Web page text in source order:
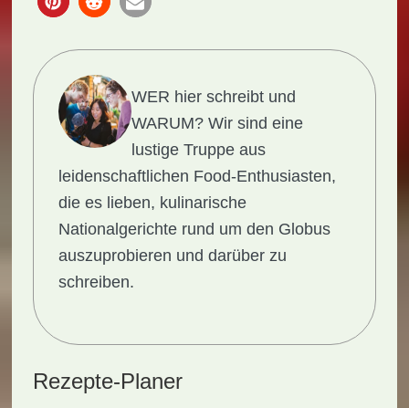
WER hier schreibt und
WARUM?Wir sind eine
lustige Truppe aus
leidenschaftlichen Food-Enthusiasten,
die es lieben, kulinarische
Nationalgerichte rund um den Globus
auszuprobieren und darüber zu
schreiben.
Rezepte-Planer